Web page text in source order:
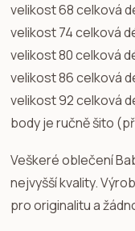
velikost 68 celková
velikost 74 celková
velikost 80 celková
velikost 86 celková
velikost 92 celková
body je ručně šito
Veškeré oblečení
nejvyšší kvality.
pro originalitu a